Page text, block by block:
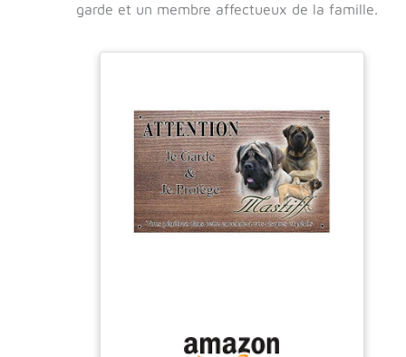
garde et un membre affectueux de la famille.